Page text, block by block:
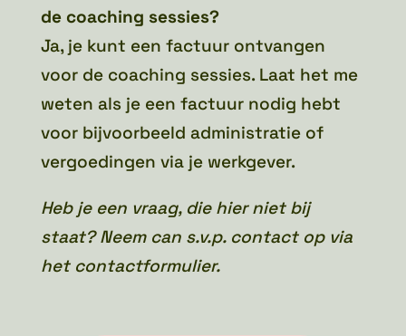
de coaching sessies?
Ja, je kunt een factuur ontvangen
voor de coaching sessies. Laat het me
weten als je een factuur nodig hebt
voor bijvoorbeeld administratie of
vergoedingen via je werkgever.
Heb je een vraag, die hier niet bij
staat? Neem can s.v.p. contact op via
het contactformulier.